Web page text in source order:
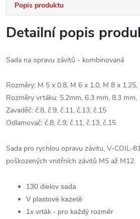
Popis produktu
Detailní popis
Sada na opravu závitů - kombinovaná
Rozměry: M 5 x 0.8, M 6 x 1.0, M 8 x
Rozměry vrtáku: 5.2mm, 6.3 mm, 8.3 mm,
Zavaděč: č.8, č.9, č.11, č.13, č.15
Odlamovač: č.8, č.9, č.11, č.13, č.15
Sada pro rychlou opravu závitu, V-COIL-
poškozených vnitřních závitů M5 až M12.
130 dielov sada
V plastové kazetě
1x vrták - pro každý rozměr